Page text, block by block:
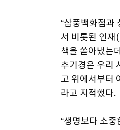
“삼풍백화점과
서 비롯된 인재
책을 쏟아냈는
추기경은 우리
고 위에서부터
라고 지적했다.
“생명보다 소